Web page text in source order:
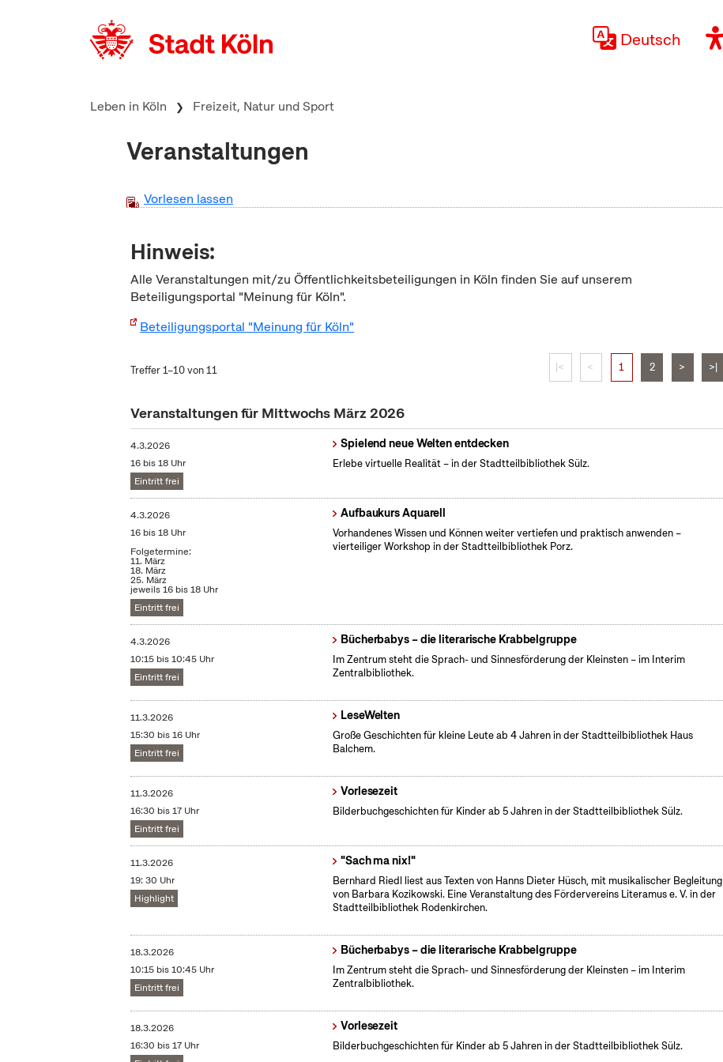
Deutsch
Leben in Köln Freizeit, Natur und Sport
Veranstaltungen
Vorlesen lassen
Hinweis:
Alle Veranstaltungen mit/zu Öffentlichkeitsbeteiligungen in Köln finden Sie auf unserem
Beteiligungsportal "Meinung für Köln".
Beteiligungsportal "Meinung für Köln"
Treffer 1–10 von 11 |< < 1 2 > >|
Veranstaltungen für Mittwochs März 2026
4.3.2026
16 bis 18 Uhr
Eintritt frei
Spielend neue Welten entdecken
Erlebe virtuelle Realität – in der Stadtteilbibliothek Sülz.
4.3.2026
16 bis 18 Uhr
Folgetermine:
11. März
18. März
25. März
jeweils 16 bis 18 Uhr
Eintritt frei
Aufbaukurs Aquarell
Vorhandenes Wissen und Können weiter vertiefen und praktisch anwenden –
vierteiliger Workshop in der Stadtteilbibliothek Porz.
4.3.2026
10:15 bis 10:45 Uhr
Eintritt frei
Bücherbabys – die literarische Krabbelgruppe
Im Zentrum steht die Sprach- und Sinnesförderung der Kleinsten – im Interim
Zentralbibliothek.
11.3.2026
15:30 bis 16 Uhr
Eintritt frei
LeseWelten
Große Geschichten für kleine Leute ab 4 Jahren in der Stadtteilbibliothek Haus
Balchem.
11.3.2026
16:30 bis 17 Uhr
Eintritt frei
Vorlesezeit
Bilderbuchgeschichten für Kinder ab 5 Jahren in der Stadtteilbibliothek Sülz.
11.3.2026
19: 30 Uhr
Highlight
"Sach ma nix!"
Bernhard Riedl liest aus Texten von Hanns Dieter Hüsch, mit musikalischer Begleitung
von Barbara Kozikowski. Eine Veranstaltung des Fördervereins Literamus e. V. in der
Stadtteilbibliothek Rodenkirchen.
18.3.2026
10:15 bis 10:45 Uhr
Eintritt frei
Bücherbabys – die literarische Krabbelgruppe
Im Zentrum steht die Sprach- und Sinnesförderung der Kleinsten – im Interim
Zentralbibliothek.
18.3.2026
16:30 bis 17 Uhr
Vorlesezeit
Bilderbuchgeschichten für Kinder ab 5 Jahren in der Stadtteilbibliothek Sülz.